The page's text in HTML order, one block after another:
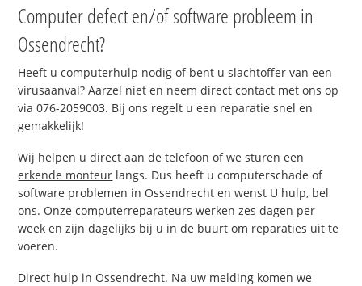
Computer defect en/of software probleem in
Ossendrecht?
Heeft u computerhulp nodig of bent u slachtoffer van een
virusaanval? Aarzel niet en neem direct contact met ons op
via 076-2059003. Bij ons regelt u een reparatie snel en
gemakkelijk!
Wij helpen u direct aan de telefoon of we sturen een
erkende monteur langs. Dus heeft u computerschade of
software problemen in Ossendrecht en wenst U hulp, bel
ons. Onze computerreparateurs werken zes dagen per
week en zijn dagelijks bij u in de buurt om reparaties uit te
voeren.
Direct hulp in Ossendrecht. Na uw melding komen we